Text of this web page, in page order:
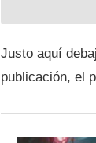
Justo aquí
publicación, el